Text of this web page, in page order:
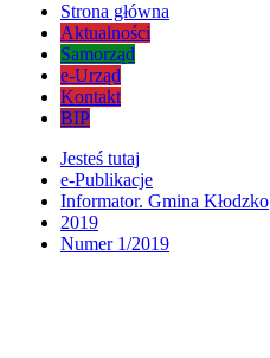
Strona główna
Aktualności
Samorząd
e-Urząd
Kontakt
BIP
Jesteś tutaj
e-Publikacje
Informator. Gmina Kłodzko
2019
Numer 1/2019